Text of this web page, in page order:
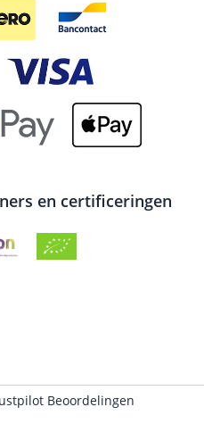
en certificeringen
Beoordelingen